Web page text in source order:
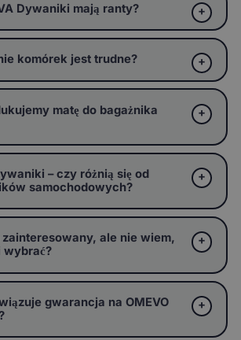
Dywaniki mają ranty?
komórek jest trudne?
matę do bagażnika
– czy różnią się od
samochodowych?
zainteresowany, ale nie wiem,
gwarancja na OMEVO